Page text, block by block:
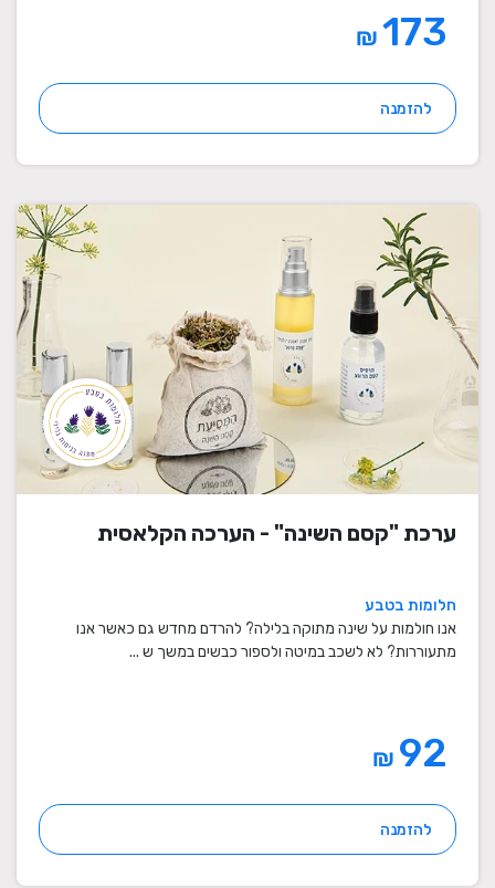
₪
להזמנה
ערכת "קסם השינה" - הערכה הקלאסית
חלומות בטבע
אנו חולמות על שינה מתוקה בלילה? להרדם מחדש גם כאשר אנו
מתעוררות? לא לשכב במיטה ולספור כבשים במשך ש ...
₪
להזמנה